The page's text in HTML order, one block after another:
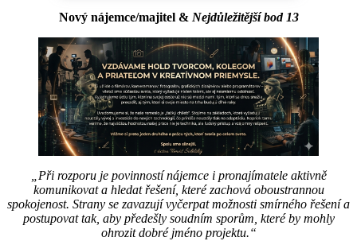
Nový nájemce/majitel & Nejdůležitější bod 13
„Při rozporu je povinností nájemce i pronajímatele aktivně
komunikovat a hledat řešení, které zachová oboustrannou
spokojenost. Strany se zavazují vyčerpat možnosti smírného řešení a
postupovat tak, aby předešly soudním sporům, které by mohly
ohrozit dobré jméno projektu.“